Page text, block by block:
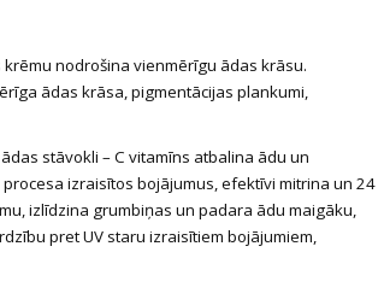
nodrošina vienmērīgu ādas krāsu.
ādas krāsa, pigmentācijas plankumi,
stāvokli – C vitamīns atbalina ādu un
izraisītos bojājumus, efektīvi mitrina un 24
izlīdzina grumbiņas un padara ādu maigāku,
pret UV staru izraisītiem bojājumiem,